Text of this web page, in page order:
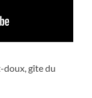
doux, gîte du